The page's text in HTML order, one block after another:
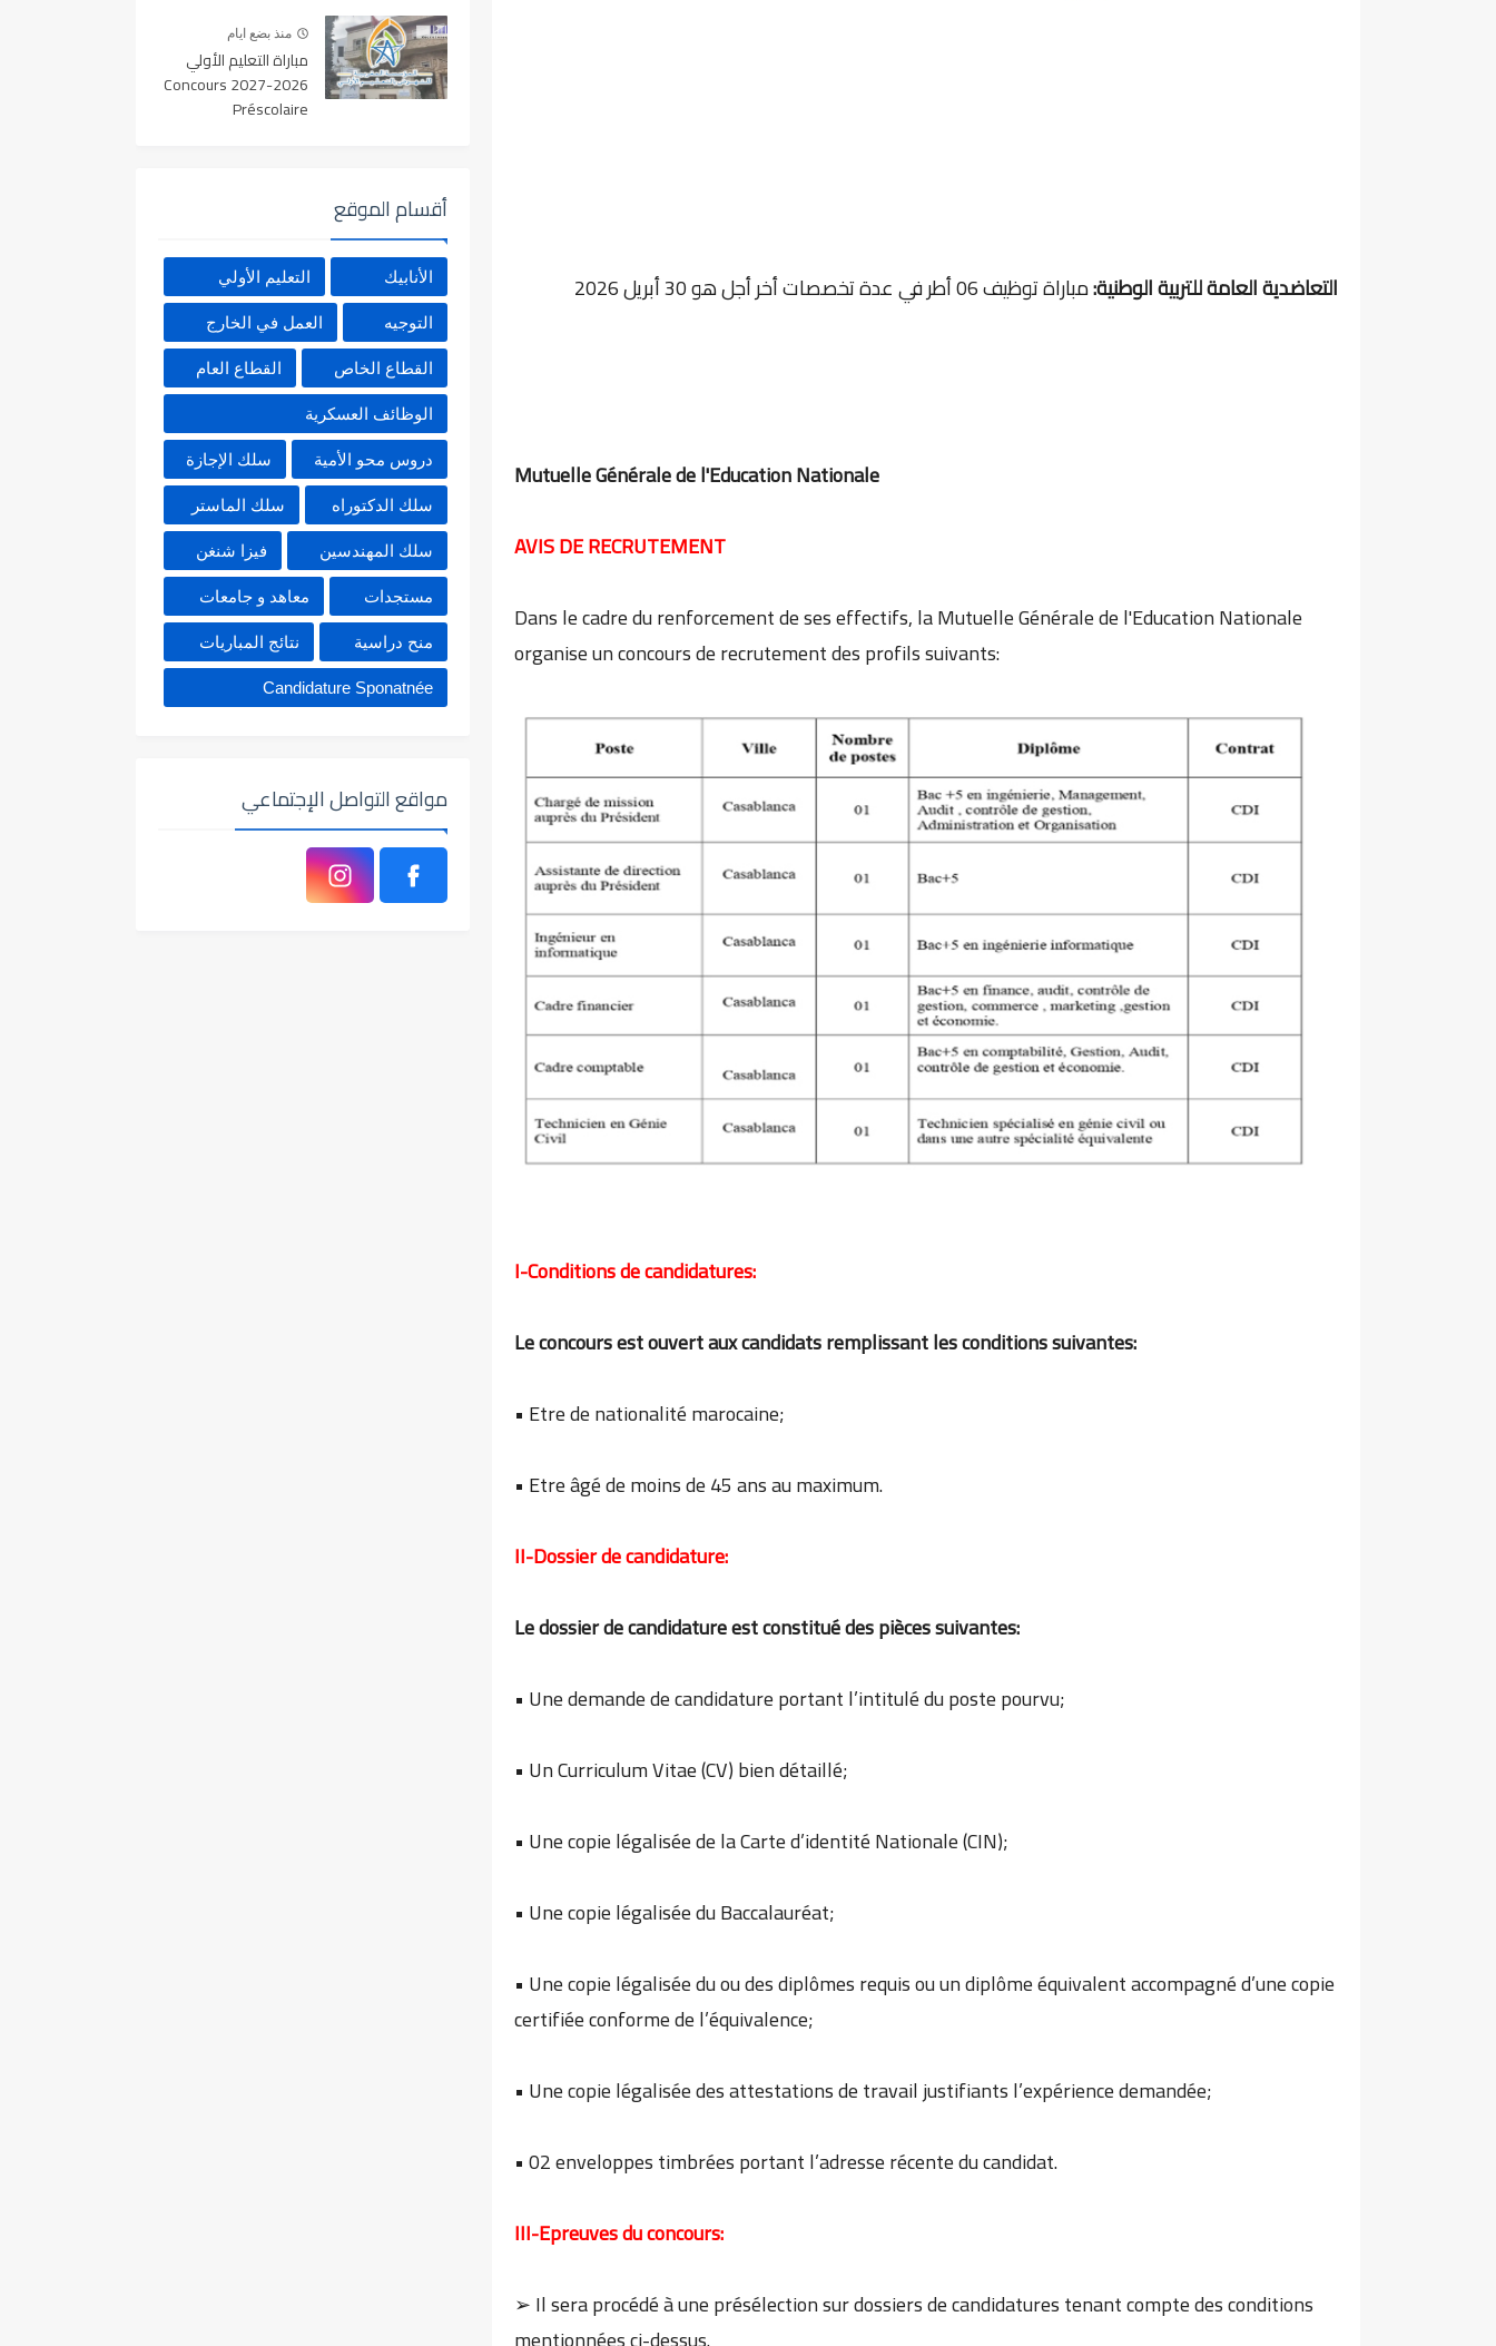
التعاضدية العامة للتربية الوطنية:مباراة توظيف 06 أطر في عدة تخصصات أخر أجل هو 30 أبريل 2026
Mutuelle Générale de l'Education Nationale
AVIS DE RECRUTEMENT
Dans le cadre du renforcement de ses effectifs, la Mutuelle Générale de l'Education Nationale
organise un concours de recrutement des profils suivants:
I-Conditions de candidatures:
Le concours est ouvert aux candidats remplissant les conditions suivantes:
• Etre de nationalité marocaine;
• Etre âgé de moins de 45 ans au maximum.
II-Dossier de candidature:
Le dossier de candidature est constitué des pièces suivantes:
• Une demande de candidature portant l’intitulé du poste pourvu;
• Un Curriculum Vitae (CV) bien détaillé;
• Une copie légalisée de la Carte d’identité Nationale (CIN);
• Une copie légalisée du Baccalauréat;
• Une copie légalisée du ou des diplômes requis ou un diplôme équivalent accompagné d’une copie
certifiée conforme de l’équivalence;
• Une copie légalisée des attestations de travail justifiants l’expérience demandée;
• 02 enveloppes timbrées portant l’adresse récente du candidat.
III-Epreuves du concours:
➢ Il sera procédé à une présélection sur dossiers de candidatures tenant compte des conditions
ورابط التسجيل
منذ بضع ايام
مباراة التعليم الأولي
2026-2027 Concours
Préscolaire
أقسام الموقع
الأنابيك التعليم الأولي
التوجيه العمل في الخارج
القطاع الخاص القطاع العام
الوظائف العسكرية
دروس محو الأمية سلك الإجازة
سلك الدكتوراه سلك الماستر
سلك المهندسين فيزا شنغن
مستجدات معاهد و جامعات
منح دراسية نتائج المباريات
Candidature Sponatnée
مواقع التواصل الإجتماعي